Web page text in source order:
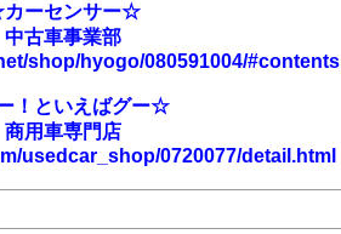
ーセンサー☆
中古車事業部
shop/hyogo/080591004/#contents
！といえばグー☆
商用車専門店
usedcar_shop/0720077/detail.html